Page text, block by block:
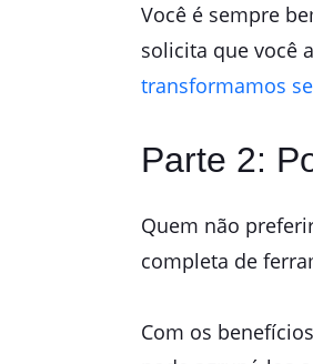
Você é sempre
solicita que você
transformamos
Parte 2:
Quem não
completa de
Com os